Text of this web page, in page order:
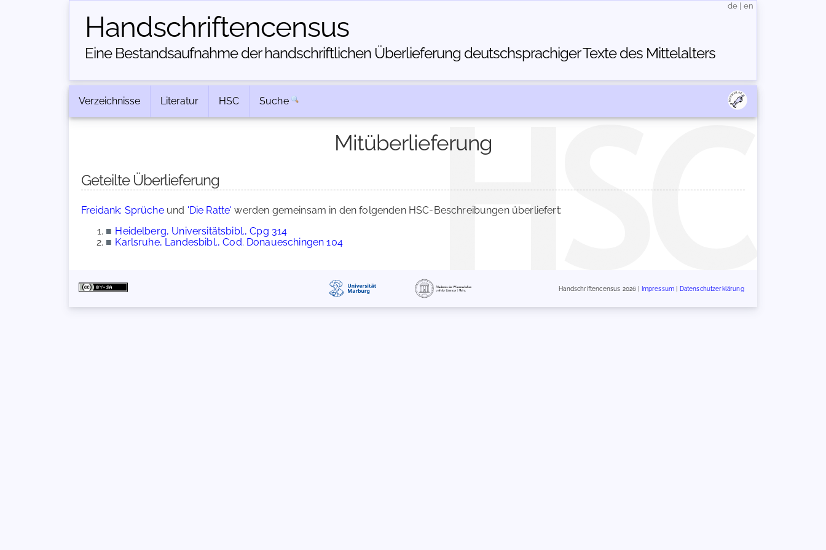
Handschriften­census
Eine Bestandsaufnahme der handschriftlichen Über­lieferung deutschsprachiger Texte des Mittelalters
de en
Verzeichnisse Literatur HSC Suche
Mitüberlieferung
Geteilte Überlieferung
Freidank: Sprücheund 'Die Ratte' werden gemeinsam in den folgenden HSC-Beschreibungen überliefert:
■ Heidelberg, Universitätsbibl., Cpg 314
■ Karlsruhe, Landesbibl., Cod. Donaueschingen 104
Handschriftencensus 2026 | Impressum Datenschutzerklärung